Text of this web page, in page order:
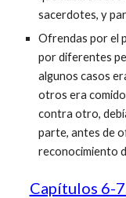
sacerdotes, y
Ofrendas por el
por diferentes
algunos casos
otros era
contra otro,
parte, antes de
reconocimiento
Capítulos 6-